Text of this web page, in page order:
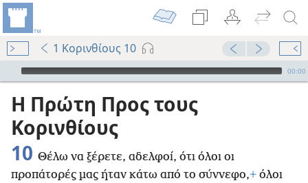
1 Κορινθίους 10
Audio Player
00:00
Η Πρώτη Προς τους
Κορινθίους
10 Θέλω να ξέρετε, αδελφοί, ότι όλοι οι
προπάτορές μας ήταν κάτω από το σύννεφο,+ όλοι